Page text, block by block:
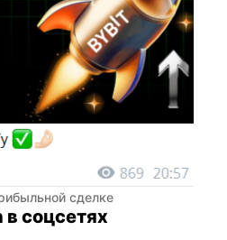
сделке
соцсетях